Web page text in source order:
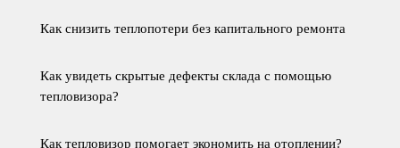
Как снизить теплопотери без капитального ремонта
Как увидеть скрытые дефекты склада с помощью
тепловизора?
Как тепловизор помогает экономить на отоплении?